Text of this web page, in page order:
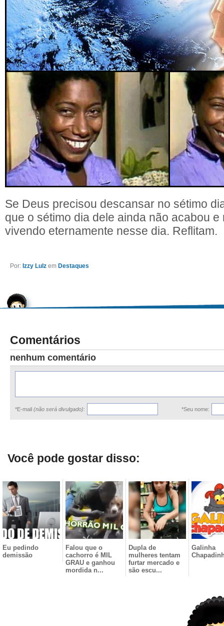
Se Deus precisou descansar no sétimo
que o sétimo dia dele ainda não acabou e
vivendo eternamente nesse dia. Reflitam.
Por: Izzy Lulz em Destaques
Comentários
nenhum comentário
*E-mail (não será divulgado): *Seu nome:
Você pode gostar disso:
Eu pedindo
demissão
Falou que o
cachorro é MIL
GRAU e ganhou
mordida n...
Dupla de
mulheres tentam
furtar mercado e
são escu...
Galinha